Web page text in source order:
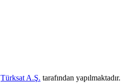
Türksat A.Ş. tarafından yapılmaktadır.